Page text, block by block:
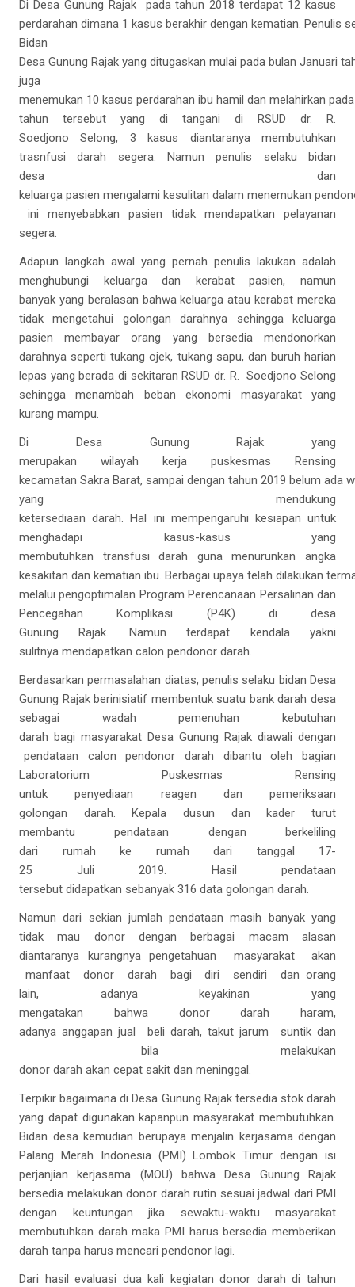
Di Desa Gunung Rajak pada tahun 2018 terdapat 12 kasus
perdarahan dimana 1 kasus berakhir dengan kematian. Penulis
Bidan
Desa Gunung Rajak yang ditugaskan mulai pada bulan Januari
juga
menemukan 10 kasus perdarahan ibu hamil dan melahirkan pada
tahun tersebut yang di tangani di RSUD dr. R.
Soedjono Selong, 3 kasus diantaranya membutuhkan
trasnfusi darah segera. Namun penulis selaku bidan
desa dan
keluarga pasien mengalami kesulitan dalam menemukan
ini menyebabkan pasien tidak mendapatkan pelayanan
segera.
Adapun langkah awal yang pernah penulis lakukan adalah
menghubungi keluarga dan kerabat pasien, namun
banyak yang beralasan bahwa keluarga atau kerabat mereka
tidak mengetahui golongan darahnya sehingga keluarga
pasien membayar orang yang bersedia mendonorkan
darahnya seperti tukang ojek, tukang sapu, dan buruh harian
lepas yang berada di sekitaran RSUD dr. R. Soedjono Selong
sehingga menambah beban ekonomi masyarakat yang
kurang mampu.
Di Desa Gunung Rajak yang
merupakan wilayah kerja puskesmas Rensing
kecamatan Sakra Barat, sampai dengan tahun 2019 belum ada
yang mendukung
ketersediaan darah. Hal ini mempengaruhi kesiapan untuk
menghadapi kasus-kasus yang
membutuhkan transfusi darah guna menurunkan angka
kesakitan dan kematian ibu. Berbagai upaya telah dilakukan
melalui pengoptimalan Program Perencanaan Persalinan dan
Pencegahan Komplikasi (P4K) di desa
Gunung Rajak. Namun terdapat kendala yakni
sulitnya mendapatkan calon pendonor darah.
Berdasarkan permasalahan diatas, penulis selaku bidan Desa
Gunung Rajak berinisiatif membentuk suatu bank darah desa
sebagai wadah pemenuhan kebutuhan
darah bagi masyarakat Desa Gunung Rajak diawali dengan
pendataan calon pendonor darah dibantu oleh bagian
Laboratorium Puskesmas Rensing
untuk penyediaan reagen dan pemeriksaan
golongan darah. Kepala dusun dan kader turut
membantu pendataan dengan berkeliling
dari rumah ke rumah dari tanggal 17-
25 Juli 2019. Hasil pendataan
tersebut didapatkan sebanyak 316 data golongan darah.
Namun dari sekian jumlah pendataan masih banyak yang
tidak mau donor dengan berbagai macam alasan
diantaranya kurangnya pengetahuan masyarakat akan
manfaat donor darah bagi diri sendiri dan orang
lain, adanya keyakinan yang
mengatakan bahwa donor darah haram,
adanya anggapan jual beli darah, takut jarum suntik dan
bila melakukan
donor darah akan cepat sakit dan meninggal.
Terpikir bagaimana di Desa Gunung Rajak tersedia stok darah
yang dapat digunakan kapanpun masyarakat membutuhkan.
Bidan desa kemudian berupaya menjalin kerjasama dengan
Palang Merah Indonesia (PMI) Lombok Timur dengan isi
perjanjian kerjasama (MOU) bahwa Desa Gunung Rajak
bersedia melakukan donor darah rutin sesuai jadwal dari PMI
dengan keuntungan jika sewaktu-waktu masyarakat
membutuhkan darah maka PMI harus bersedia memberikan
darah tanpa harus mencari pendonor lagi.
Dari hasil evaluasi dua kali kegiatan donor darah di tahun